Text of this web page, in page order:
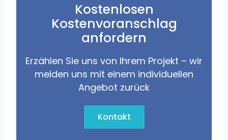
Kostenlosen
Kostenvoranschlag
anfordern
Erzählen Sie uns von Ihrem Projekt – wir
melden uns mit einem individuellen
Angebot zurück
Kontakt